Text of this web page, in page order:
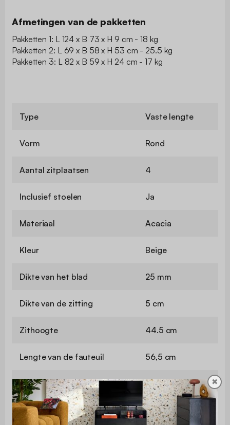
Afmetingen van de pakketten
Pakketten 1: L 124 x B 73 x H 9 cm - 18 kg
Pakketten 2: L 69 x B 58 x H 53 cm - 25.5 kg
Pakketten 3: L 82 x B 59 x H 24 cm - 17 kg
Type Vaste lengte
Vorm Rond
Aantal zitplaatsen 4
Inclusief stoelen Ja
Materiaal Acacia
Kleur Beige
Dikte van het blad 25 mm
Dikte van de zitting 5 cm
Zithoogte 44.5 cm
Lengte van de fauteuil 56,5 cm
Hoogte van de stoel 79 cm
Lengte van de tafel 120 cm
✖